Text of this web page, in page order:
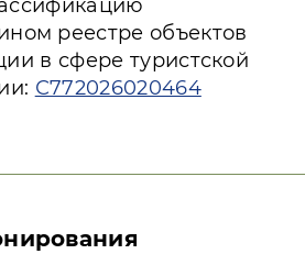
реестре объектов
в сфере туристской
С772026020464